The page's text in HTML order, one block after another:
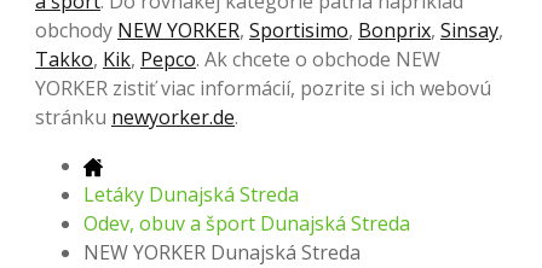
obchody NEW YORKER, Sportisimo, Bonprix, Sinsay,
Takko, Kik, Pepco. Ak chcete o obchode NEW
YORKER zistiť viac informácií, pozrite si ich webovú
stránku newyorker.de.
Letáky Dunajská Streda
Odev, obuv a šport Dunajská Streda
NEW YORKER Dunajská Streda